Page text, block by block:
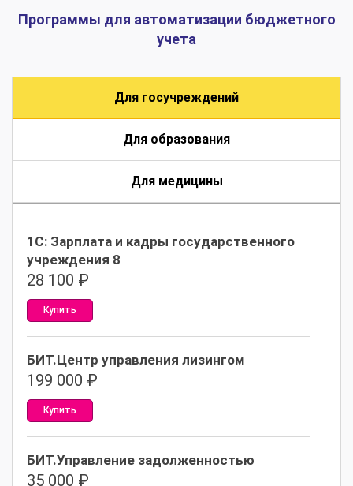
Программы для автоматизации бюджетного
учета
Для госучреждений
Для образования
Для медицины
1С: Зарплата и кадры государственного
учреждения 8
28 100 ₽
Купить
БИТ.Центр управления лизингом
199 000 ₽
Купить
БИТ.Управление задолженностью
35 000 ₽